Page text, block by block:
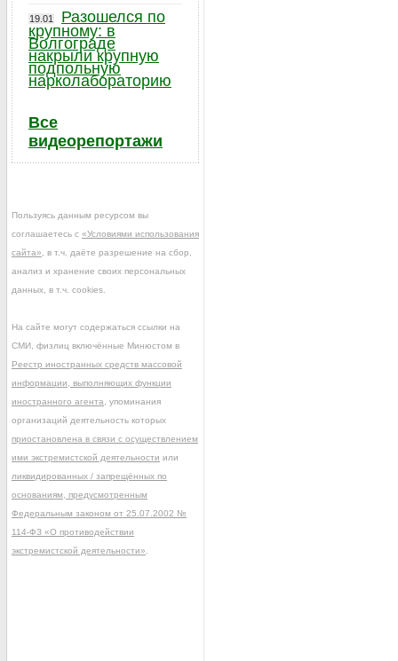
19.01
Разошелся по
крупному: в
Волгограде
накрыли крупную
подпольную
нарколабораторию
Все
видеорепортажи
Пользуясь данным ресурсом вы
соглашаетесь с «Условиями использования
сайта» , в т.ч. даёте разрешение на сбор,
анализ и хранение своих персональных
данных, в т.ч. cookies.
На сайте могут содержаться ссылки на
СМИ, физлиц включённые Минюстом в
Реестр иностранных средств массовой
информации, выполняющих функции
иностранного агента , упоминания
организаций деятельность которых
приостановлена в связи с осуществлением
ими экстремистской деятельности или
ликвидированных / запрещённых по
основаниям, предусмотренным
Федеральным законом от 25.07.2002 №
114-ФЗ «О противодействии
экстремистской деятельности»